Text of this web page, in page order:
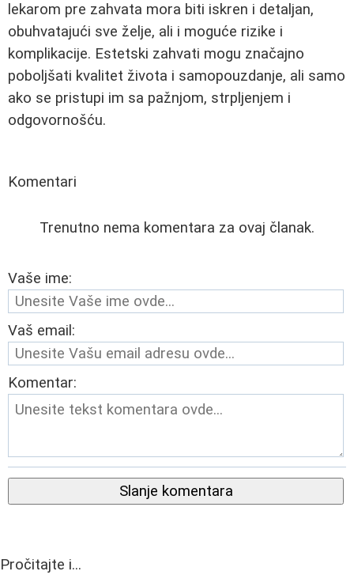
lekarom pre zahvata mora biti iskren i detaljan,
obuhvatajući sve želje, ali i moguće rizike i
komplikacije. Estetski zahvati mogu značajno
poboljšati kvalitet života i samopouzdanje, ali samo
ako se pristupi im sa pažnjom, strpljenjem i
odgovornošću.
Komentari
Trenutno nema komentara za ovaj članak.
Vaše ime:
Vaš email:
Komentar:
Slanje komentara
Pročitajte i...